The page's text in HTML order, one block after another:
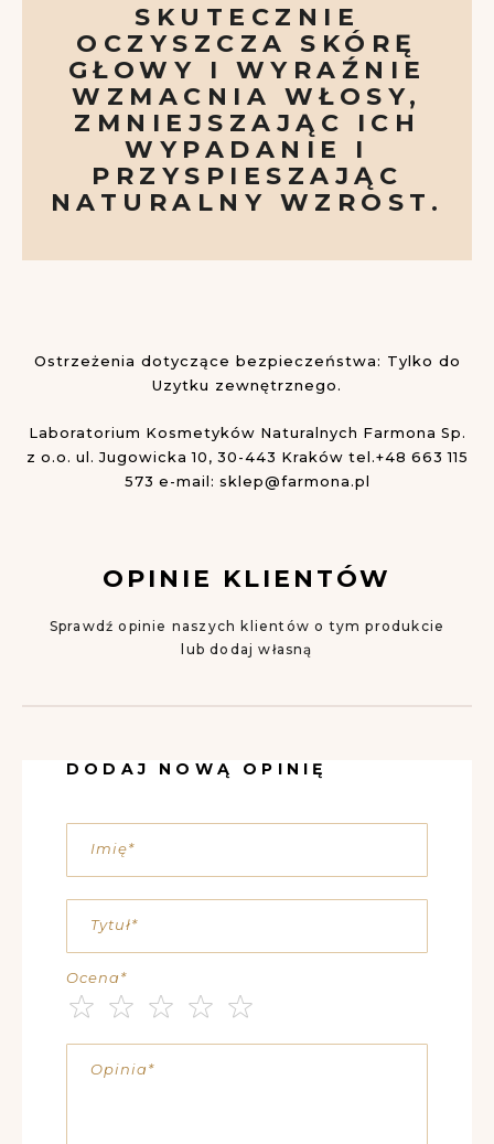
SKUTECZNIE
OCZYSZCZA SKÓRĘ
GŁOWY I WYRAŹNIE
WZMACNIA WŁOSY,
ZMNIEJSZAJĄC ICH
WYPADANIE I
PRZYSPIESZAJĄC
NATURALNY WZROST.
Ostrzeżenia dotyczące bezpieczeństwa: Tylko do
Uzytku zewnętrznego.
Laboratorium Kosmetyków Naturalnych Farmona Sp.
z o.o. ul. Jugowicka 10, 30-443 Kraków tel.+48 663 115
573 e-mail: sklep@farmona.pl
OPINIE KLIENTÓW
Sprawdź opinie naszych klientów o tym produkcie
lub dodaj własną
DODAJ NOWĄ OPINIĘ
Imię
Tytuł
Ocena
Opinia